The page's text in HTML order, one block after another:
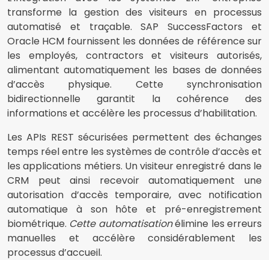
transforme la gestion des visiteurs en processus
automatisé et traçable. SAP SuccessFactors et
Oracle HCM fournissent les données de référence sur
les employés, contractors et visiteurs autorisés,
alimentant automatiquement les bases de données
d’accès physique. Cette synchronisation
bidirectionnelle garantit la cohérence des
informations et accélère les processus d’habilitation.
Les APIs REST sécurisées permettent des échanges
temps réel entre les systèmes de contrôle d’accès et
les applications métiers. Un visiteur enregistré dans le
CRM peut ainsi recevoir automatiquement une
autorisation d’accès temporaire, avec notification
automatique à son hôte et pré-enregistrement
biométrique. Cette automatisationélimine les erreurs
manuelles et accélère considérablement les
processus d’accueil.